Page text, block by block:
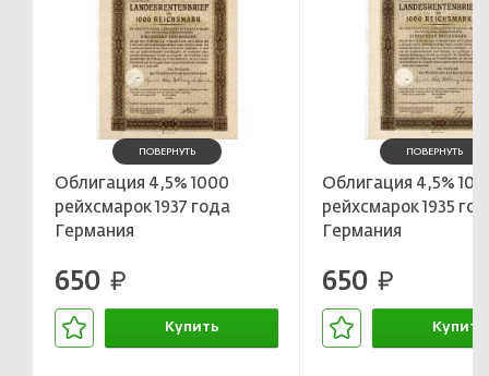
ПОВЕРНУТЬ
Облигация 4,5% 1000
рейхсмарок 1937 года
Германия
650 руб.
Купить
ПОВЕРНУТЬ
Облигация 4,5%
рейхсмарок 1935
Германия
650 руб.
Купить